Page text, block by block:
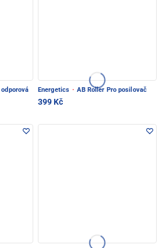
Energetics · AB Roller Pro posilovač
399 Kč